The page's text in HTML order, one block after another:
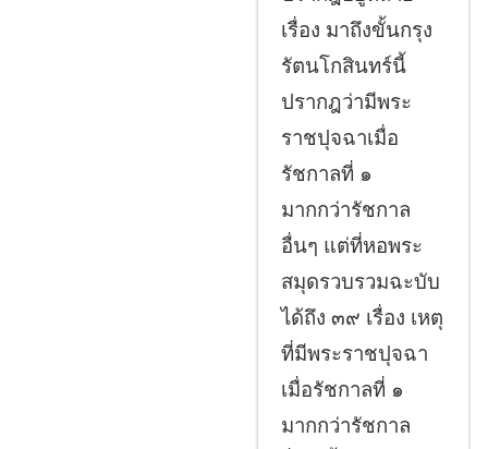
เรื่อง มาถึงขั้นกรุง
รัตนโกสินทร์นี้
ปรากฎว่ามีพระ
ราชปุจฉาเมื่อ
รัชกาลที่ ๑
มากกว่ารัชกาล
อื่นๆ แต่ที่หอพระ
สมุดรวบรวมฉะบับ
ได้ถึง ๓๙ เรื่อง เหตุ
ที่มีพระราชปุจฉา
เมื่อรัชกาลที่ ๑
มากกว่ารัชกาล